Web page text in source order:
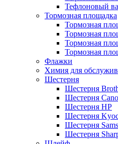
Тефлоновый
Тормозная площадка
Тормозная
Тормозная
Тормозная
Тормозная
Флажки
Химия для
Шестерня
Шестерня
Шестерня
Шестерня HP
Шестерня
Шестерня
Шестерня